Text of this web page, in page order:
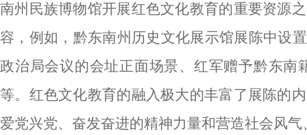
南州民族博物馆开展红色文化教育的重要资源
容，例如，黔东南州历史文化展示馆展陈中设
政治局会议的会址正面场景、红军赠予黔东
等。红色文化教育的融入极大的丰富了展陈的
爱党兴党、奋发奋进的精神力量和营造社会风